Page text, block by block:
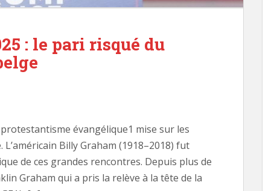
: le pari risqué du
évangélique1 mise sur les
Billy Graham (1918–2018) fut
de ces grandes rencontres. Depuis plus de
Graham qui a pris la relève à la tête de la